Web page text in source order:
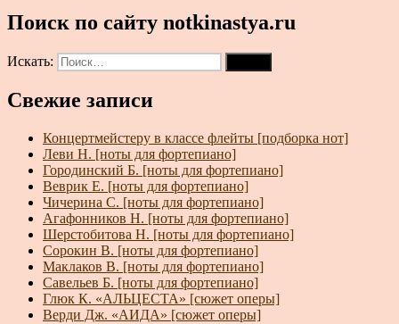
Поиск по сайту notkinastya.ru
Искать:
Свежие записи
Концертмейстеру в классе флейты [подборка нот]
Леви Н. [ноты для фортепиано]
Городинский Б. [ноты для фортепиано]
Веврик Е. [ноты для фортепиано]
Чичерина С. [ноты для фортепиано]
Агафонников Н. [ноты для фортепиано]
Шерстобитова Н. [ноты для фортепиано]
Сорокин В. [ноты для фортепиано]
Маклаков В. [ноты для фортепиано]
Савельев Б. [ноты для фортепиано]
Глюк К. «АЛЬЦЕСТА» [сюжет оперы]
Верди Дж. «АИДА» [сюжет оперы]